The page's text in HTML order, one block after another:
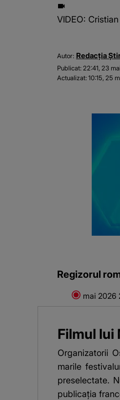
VIDEO:
Autor: Redacția
Publicat:22:41, 23
Actualizat:10:15, 25
Regizorul
23 mai 2026
Filmul lui
Organizatorii
marile
preselectate.
publicația